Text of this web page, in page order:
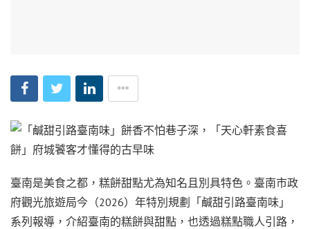
臺南是美食之都，糕餅甜點尤為知名且別具特色。臺南市政
府觀光旅遊局今（2026）年特別規劃「鹹甜引路臺南味」
系列報導，介紹臺南的糕餅與甜點，也透過糕點職人引路，